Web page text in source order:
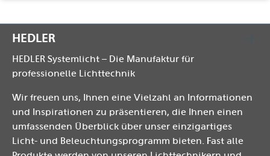
HEDLER
HEDLER Systemlicht – Die Manufaktur für
professionelle Lichttechnik
Wir freuen uns, Ihnen eine Vielzahl an Informationen
und Inspirationen zu präsentieren, die Ihnen einen
umfassenden Überblick über unser einzigartiges
Licht- und Beleuchtungsprogramm bieten. Fast alle